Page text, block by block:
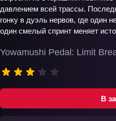
В
Yowamushi Pedal: Limit
давлением всей трассы.
гонку в дуэль нервов, где один
один смелый спринт меняет